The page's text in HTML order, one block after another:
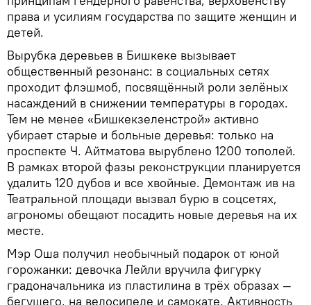
права и усилиям государства по защите женщин и
детей.
Вырубка деревьев в Бишкеке вызывает
общественный резонанс: в социальных сетях
проходит флэшмоб, посвящённый роли зелёных
насаждений в снижении температуры в городах.
Тем не менее «Бишкекзеленстрой» активно
убирает старые и больные деревья: только на
проспекте Ч. Айтматова вырублено 1200 тополей.
В рамках второй фазы реконструкции планируется
удалить 120 дубов и все хвойные. Демонтаж ив на
Театральной площади вызвал бурю в соцсетях,
агрономы обещают посадить новые деревья на их
месте.
Мэр Оша получил необычный подарок от юной
горожанки: девочка Лейли вручила фигурку
градоначальника из пластилина в трёх образах —
бегущего, на велосипеде и самокате. Активность